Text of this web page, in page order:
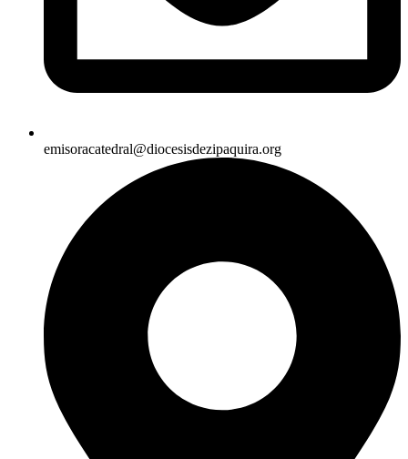
emisoracatedral@diocesisdezipaquira.org